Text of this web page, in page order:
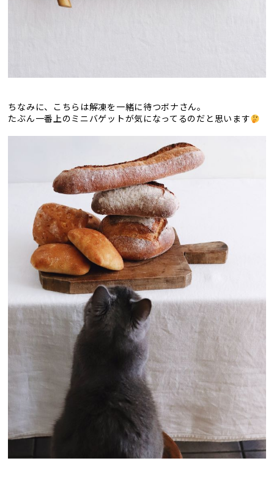
ちなみに、こちらは解凍を一緒に待つボナさん。
たぶん一番上のミニバゲットが気になってるのだと思います